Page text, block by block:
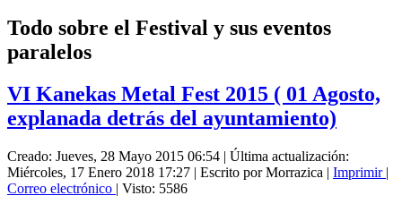
Todo sobre el Festival y sus eventos
paralelos
VI Kanekas Metal Fest 2015 ( 01 Agosto,
explanada detrás del ayuntamiento)
Creado: Jueves, 28 Mayo 2015 06:54 | Última actualización:
Miércoles, 17 Enero 2018 17:27 | Escrito por Morrazica | Imprimir |
Correo electrónico | Visto: 5586